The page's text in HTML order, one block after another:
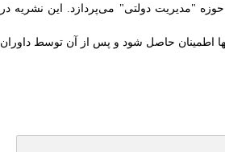
"مدیریت دولتی" می‌پردازد. این نشریه در
اطمینان حاصل شود و پس از آن توسط داوران